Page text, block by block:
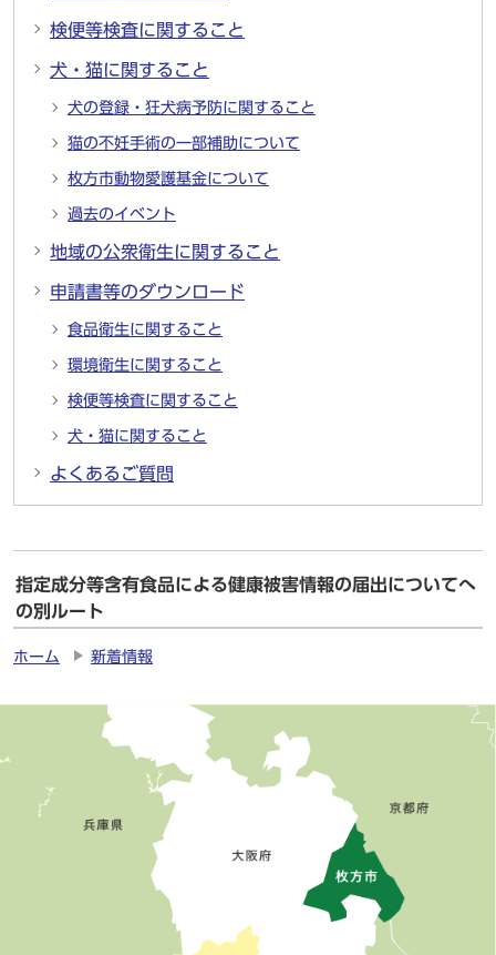
検便等検査に関すること
犬・猫に関すること
犬の登録・狂犬病予防に関すること
猫の不妊手術の一部補助について
枚方市動物愛護基金について
過去のイベント
地域の公衆衛生に関すること
申請書等のダウンロード
食品衛生に関すること
環境衛生に関すること
検便等検査に関すること
犬・猫に関すること
よくあるご質問
指定成分等含有食品による健康被害情報の届出についてへ
の別ルート
ホーム 新着情報